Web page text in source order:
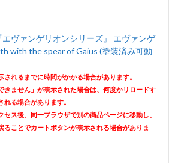
エヴァンゲリオンシリーズ』 エヴァンゲ
with the spear of Gaius (塗装済み可動
れるまでに時間がかかる場合があります。
ません」が表示された場合は、何度かリロードす
る場合があります。
ス後、同一ブラウザで別の商品ページに移動し、
ることでカートボタンが表示される場合がありま